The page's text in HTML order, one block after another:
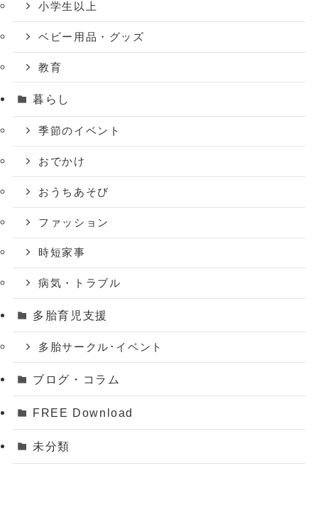
小学生以上
ベビー用品・グッズ
教育
暮らし
季節のイベント
おでかけ
おうちあそび
ファッション
時短家事
病気・トラブル
多胎育児支援
多胎サークル･イベント
ブログ・コラム
FREE Download
未分類